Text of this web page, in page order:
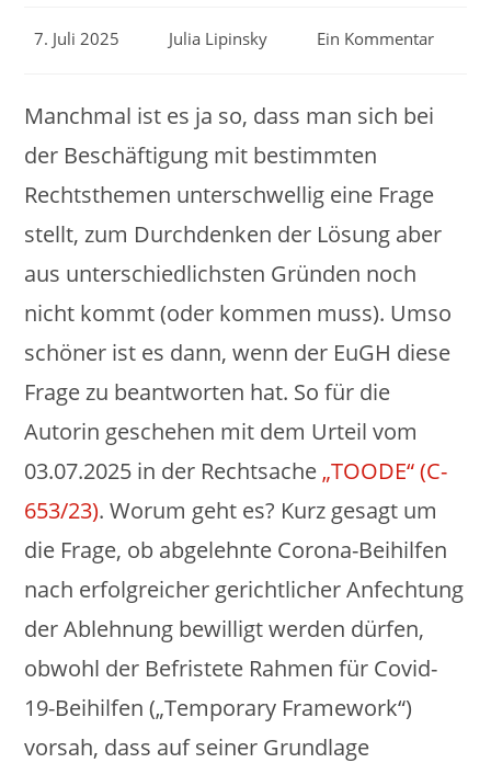
Beitrag
7. Juli 2025
Beitrags-
Julia Lipinsky
Beitrags-
Ein Kommentar
Manchmal ist es ja so, dass man sich bei
der Beschäftigung mit bestimmten
Rechtsthemen unterschwellig eine Frage
stellt, zum Durchdenken der Lösung aber
aus unterschiedlichsten Gründen noch
nicht kommt (oder kommen muss). Umso
schöner ist es dann, wenn der EuGH diese
Frage zu beantworten hat. So für die
Autorin geschehen mit dem Urteil vom
03.07.2025 in der Rechtsache „TOODE“ (C-
653/23). Worum geht es? Kurz gesagt um
die Frage, ob abgelehnte Corona-Beihilfen
nach erfolgreicher gerichtlicher Anfechtung
der Ablehnung bewilligt werden dürfen,
obwohl der Befristete Rahmen für Covid-
19-Beihilfen („Temporary Framework“)
vorsah, dass auf seiner Grundlage